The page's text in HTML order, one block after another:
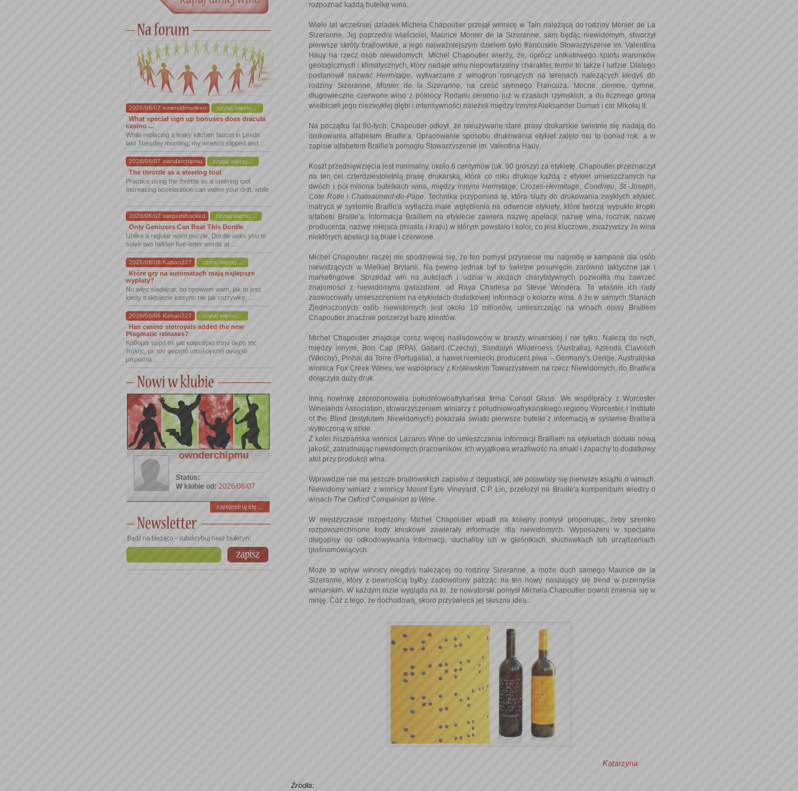
2026/08/07 emeraldmarleen czytaj więcej...
What special sign up bonuses does dracula
casino ...
While replacing a leaky kitchen faucet in Leeds
last Tuesday morning, my wrench slipped and ...
2026/08/07 ownderchipmu czytaj więcej...
The throttle as a steering tool
Practice using the throttle as a steering tool.
Increasing acceleration can widen your drift, while
2026/08/07 wingedshocked czytaj więcej...
Only Geniuses Can Beat This Dordle
Unlike a regular word puzzle, Dordle asks you to
solve two hidden five-letter words at ...
2026/08/06 Kaban227 czytaj więcej...
Które gry na automatach mają najlepsze
wypłaty?
No więc siadajcie, bo opowiem wam, jak to jest,
kiedy traktujecie kasyno nie jak rozrywkę, ...
2026/08/06 Kaban227 czytaj więcej...
Has casino slotroyals added the new
Pragmatic releases?
Κάθομαι τώρα σε μια καφετέρια στην άκρη της
πόλης, με τον φορητό υπολογιστή ανοιχτό
μπροστά ...
ownderchipmu
Status:
W klubie od: 2026/08/07
zarejestruj się ...
rozpoznać każdą butelkę wina.
Wiele lat wcześniej dziadek Michela Chapoutier przejął winnicę w Tain należącą do rodziny Monier de La
Sizeranne. Jej poprzedni właściciel, Maurice Monier de la Sizeranne, sam będąc niewidomym, stworzył
pierwsze skróty brajlowskie, a jego najważniejszym dziełem było francuskie Stowarzyszenie im. Valentina
Hauy na rzecz osób niewidomych. Michel Chapoutier wierzy, że, oprócz unikatowego splotu warunków
geologicznych i klimatycznych, który nadaje winu niepowtarzalny charakter,terroirto także i ludzie. Dlatego
postanowił nazwaćHermitage, wytwarzane z winogron rosnących na terenach należących kiedyś do
rodziny Sizeranne,Monier de la Sizeranne, na cześć słynnego Francuza. Mocne, ciemne, dymne,
długowieczne czerwone wino z północy Rodanu ceniono już w czasach rzymskich, a do licznego grona
wielbicieli jego niezwykłej głębi i intensywności należeli między innymi Aleksander Dumas i car Mikołaj II.
Na początku lat 90-tych, Chapoutier odkrył, że nieużywane stare prasy drukarskie świetnie się nadają do
drukowania alfabetem Braille'a. Opracowanie sposobu drukowania etykiet zajęło mu to ponad rok, a w
zapisie alfabetem Braille'a pomogło Stowarzyszenie im. Valentina Hauy.
Koszt przedsięwzięcia jest minimalny, około 6 centymów (ok. 90 groszy) za etykietę. Chapoutier przeznaczył
na ten cel czterdziestoletnią prasę drukarską, która co roku drukuje każdą z etykiet umieszczanych na
dwóch i pół miliona butelkach wina, między innymi Hermitage,Crozes-Hermitage,Condrieu,St.-Joseph,
Cote Rotie i Chateauneuf-du-Pape. Technika przypomina tę, która służy do drukowania zwykłych etykiet:
matryca w systemie Braille'a wytłacza małe wgłębienia na odwrocie etykiety, które tworzą wypukłe kropki
alfabetu Braille'a. Informacja Braillem na etykiecie zawiera nazwę apelacji, nazwę wina, rocznik, nazwę
producenta, nazwę miejsca (miasta i kraju) w którym powstało i kolor, co jest kluczowe, zważywszy że wina
niektórych apelacji są białe i czerwone.
Michel Chapoutier raczej nie spodziewał się, że ten pomysł przyniesie mu nagrodę w kampanii dla osób
niewidzących w Wielkiej Brytanii. Na pewno jednak był to świetne posunięcie zarówno taktyczne jak i
marketingowe. Sprzedaż win na aukcjach i udział w akcjach charytatywnych pozwoliła mu zawrzeć
znajomości z niewidomymi gwiazdami, od Raya Charlesa po Stevie Wondera. To właśnie ich rady
zaowocowały umieszczeniem na etykietach dodatkowej informacji o kolorze wina. A że w samych Stanach
Zjednoczonych osób niewidomych jest około 10 milionów, umieszczając na winach opisy Braillem
Chapoutier znacznie poszerzył bazę klientów.
Michel Chapoutier znajduje coraz więcej naśladowców w branży winiarskiej i nie tylko. Należą do nich,
między innymi, Bon Cap (RPA), Gallant (Czechy), Sandalyn Wilderness (Australia), Azienda Ciavolich
(Włochy), Pinhal da Torre (Portugalia), a nawet niemiecki producent piwa – Germany's Uerige. Australijska
winnica Fox Creek Wines, we współpracy z Królewskim Towarzystwem na rzecz Niewidomych, do Braille'a
dołączyła duży druk.
Inną nowinkę zaproponowała południowoafrykańska firma Consol Glass. We współpracy z Worcester
Winelands Association, stowarzyszeniem winiarzy z południowoafrykańskiego regionu Worcester, i Institute
of the Blind (Instytutem Niewidomych) pokazała światu pierwsze butelki z informacją w systemie Braille'a
wytłoczoną w szkle.
Z kolei hiszpańska winnica Lazarus Wine do umieszczania informacji Braillem na etykietach dodała nową
jakość, zatrudniając niewidomych pracowników. Ich wyjątkowa wrażliwość na smaki i zapachy to dodatkowy
atut przy produkcji wina.
Wprawdzie nie ma jeszcze braillowskich zapisów z degustacji, ale pojawiały się pierwsze książki o winach.
Niewidomy winiarz z winnicy Mount Eyre Vineyard, C.P. Lin, przełożył na Braille'a kompendium wiedzy o
winach The Oxford Companion to Wine.
W międzyczasie rozpędzony Michel Chapoutier wpadł na kolejny pomysł proponując, żeby szeroko
rozpowszechnione kody kreskowe zawierały informacje dla niewidomych. Wyposażeni w specjalne
długopisy do odkodowywania informacji, słuchaliby ich w głośnikach, słuchawkach lub urządzeniach
głośnomówiących.
Może to wpływ winnicy niegdyś należącej do rodziny Sizeranne, a może duch samego Maurice de la
Sizeranne, który z pewnością byłby zadowolony patrząc na ten nowy nasilający się trend w przemyśle
winiarskim. W każdym razie wygląda na to, że nowatorski pomysł Michela Chapoutier powoli zmienia się w
misję. Cóż z tego, że dochodową, skoro przyświeca jej słuszna idea...
Katarzyna
Źródła: